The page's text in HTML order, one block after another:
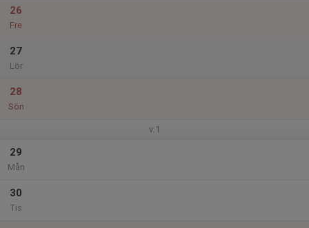
26
Fre
27
Lör
28
Sön
v.1
29
Mån
30
Tis